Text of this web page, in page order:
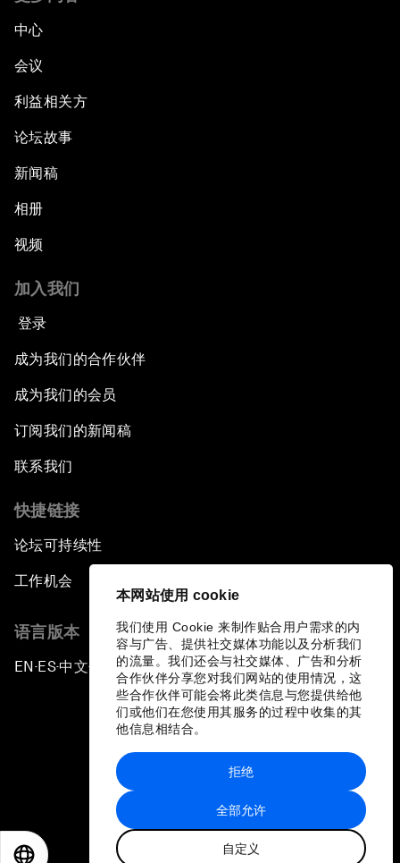
本网站使用 cookie
我们使用 Cookie 来制作贴合用户需求的内
容与广告、提供社交媒体功能以及分析我们
的流量。我们还会与社交媒体、广告和分析
合作伙伴分享您对我们网站的使用情况，这
些合作伙伴可能会将此类信息与您提供给他
们或他们在您使用其服务的过程中收集的其
他信息相结合。
全部允许
自定义
拒绝
中心
会议
利益相关方
论坛故事
新闻稿
相册
视频
加入我们
登录
成为我们的合作伙伴
成为我们的会员
订阅我们的新闻稿
联系我们
快捷链接
论坛可持续性
工作机会
语言版本
EN ▪ ES▪中文▪ 日本語
站点地图
世界经济论坛